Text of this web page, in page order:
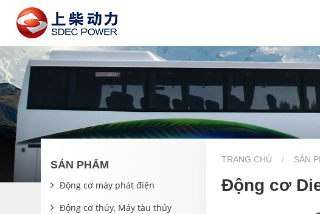
TRANG CHỦ SẢN
Động cơ
SẢN PHẨM
Động cơ máy phát điện
Động cơ thủy, Máy tàu thủy